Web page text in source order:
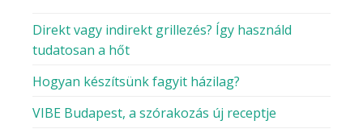
Direkt vagy indirekt grillezés? Így használd
tudatosan a hőt
Hogyan készítsünk fagyit házilag?
VIBE Budapest, a szórakozás új receptje